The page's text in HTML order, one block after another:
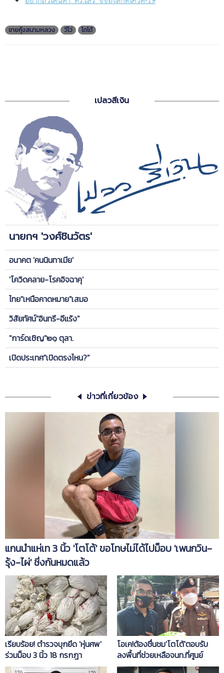
ขายกุ้งสนามหลวง วีโว่ โตโต้
เปลวสีเงิน
นายกฯ 'วงศ์ชินวัตร'
อนาคต 'คนนินทาเมีย'
'โควิดคลาย-โรคอิจฉาคุ'
ไทย"เหนือคาดหมาย"เสมอ
วิสัยทัศน์"อินทรี-อีแร้ง"
"การ์ดเชิญ"๒๑ ตุลา.
เปิดประเทศ"เปิดตรงไหน?"
ข่าวที่เกี่ยวข้อง
แกนนำแห่เท 3 นิ้ว 'โตโต้' ขอโทษไม่ได้ไปม็อบ 'เพนกวิน-
รุ้ง-ไผ่' ชิ่งกันหมดแล้ว
เรียบร้อย! ตำรวจบุกยึด 'หุ่นศพ'
ร่วมม็อบ 3 นิ้ว 18 กรกฎา
โอเค!ต้องชื่นชม'โตโต้'ตอบรับ
ลงพื้นที่ช่วยเหลือจนท.ที่ศูนย์
อพยพเพลิงไหม้บางพลี